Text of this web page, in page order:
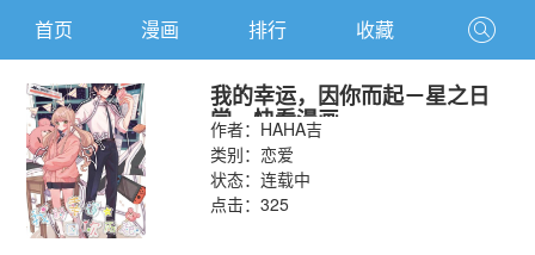
首页 漫画 排行 收藏
我的幸运，因你而起－星之日
常－快看漫画
作者： HAHA吉
类别： 恋爱
状态：连载中
点击： 325